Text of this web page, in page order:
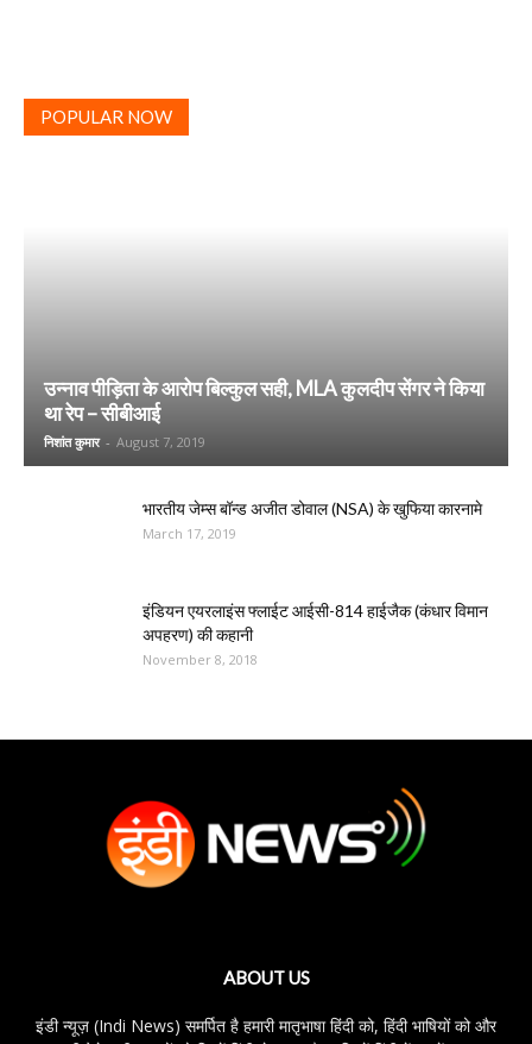
POPULAR NOW
उन्नाव पीड़िता के आरोप बिल्कुल सही, MLA कुलदीप सेंगर ने किया
था रेप – सीबीआई
निशांत कुमार - August 7, 2019
भारतीय जेम्स बॉन्ड अजीत डोवाल (NSA) के खुफिया कारनामे
March 17, 2019
इंडियन एयरलाइंस फ्लाईट आईसी-814 हाईजैक (कंधार विमान
अपहरण) की कहानी
November 8, 2018
ABOUT US
इंडी न्यूज़ (Indi News) समर्पित है हमारी मातृभाषा हिंदी को, हिंदी भाषियों को और